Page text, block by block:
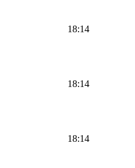
18:14
18:14
18:14